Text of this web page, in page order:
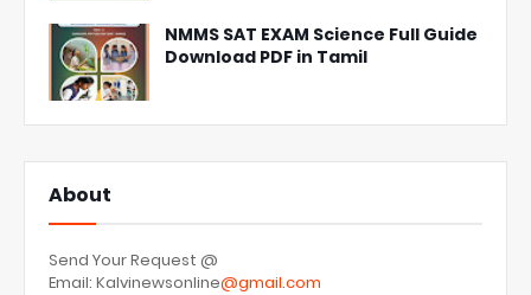
NMMS SAT EXAM Science Full Guide
Download PDF in Tamil
About
Send Your Request @
Email: Kalvinewsonline@gmail.com